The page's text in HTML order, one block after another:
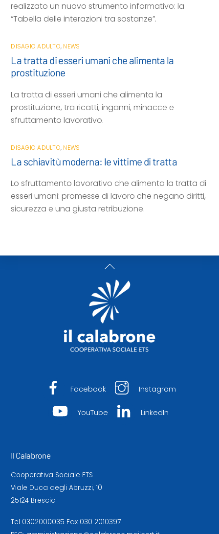
realizzato un nuovo strumento informativo: la
“Tabella delle interazioni tra sostanze”.
DISAGIO ADULTO, NEWS
La tratta di esseri umani che alimenta la
prostituzione
La tratta di esseri umani che alimenta la
prostituzione, tra ricatti, inganni, minacce e
sfruttamento lavorativo.
DISAGIO ADULTO, NEWS
La schiavitù moderna: le vittime di tratta
Lo sfruttamento lavorativo che alimenta la tratta di
esseri umani: promesse di lavoro che negano diritti,
sicurezza e una giusta retribuzione.
Back
To
Top
Facebook Instagram
YouTube LinkedIn
Il Calabrone
Cooperativa Sociale ETS
Viale Duca degli Abruzzi, 10
25124 Brescia
Tel 0302000035 Fax 030 2010397